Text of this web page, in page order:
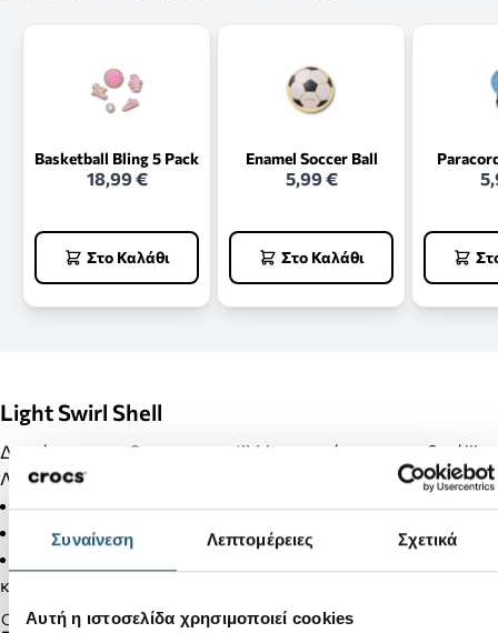
Συναίνεση Λεπτομέρειες Σχετικά
Αυτή η ιστοσελίδα χρησιμοποιεί cookies
Basketball Bling 5 Pack
18,99 €
Στο Καλάθι
Enamel Soccer Ball
5,99 €
Στο Καλάθι
Light Swirl Shell
Διακόσμησε τα Crocs σου με Jibbitz και κάνε τα μοναδικά!!!
Λεπτομέρειες Προϊόντος:
Δεν είναι παιχνίδι.
Δεν απευθύνεται σε παιδιά κάτω των 3 ετών.
και επιστροφές.
Gender: